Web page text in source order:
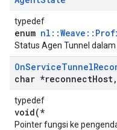
typedef
enum
Status Agen Tunnel
OnServiceTunnel
char *reconnectHost,
typedef
void(*
Pointer fungsi ke